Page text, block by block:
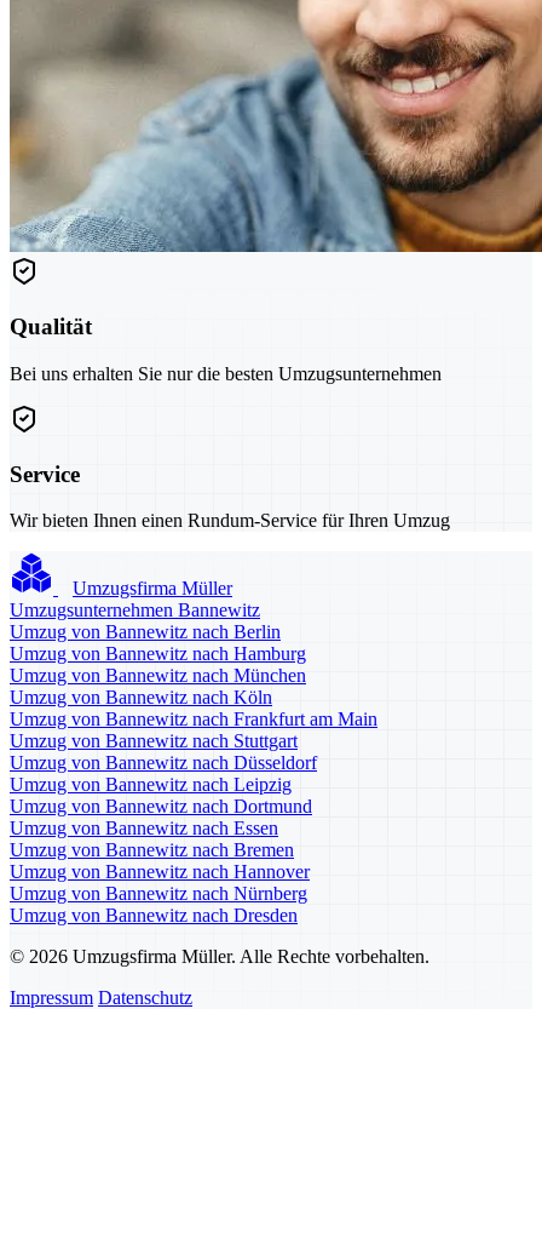
Qualität
Bei uns erhalten Sie nur die besten Umzugsunternehmen
Service
Wir bieten Ihnen einen Rundum-Service für Ihren Umzug
Umzugsfirma Müller
Umzugsunternehmen Bannewitz
Umzug von Bannewitz nach Berlin
Umzug von Bannewitz nach Hamburg
Umzug von Bannewitz nach München
Umzug von Bannewitz nach Köln
Umzug von Bannewitz nach Frankfurt am Main
Umzug von Bannewitz nach Stuttgart
Umzug von Bannewitz nach Düsseldorf
Umzug von Bannewitz nach Leipzig
Umzug von Bannewitz nach Dortmund
Umzug von Bannewitz nach Essen
Umzug von Bannewitz nach Bremen
Umzug von Bannewitz nach Hannover
Umzug von Bannewitz nach Nürnberg
Umzug von Bannewitz nach Dresden
© 2026 Umzugsfirma Müller. Alle Rechte vorbehalten.
Impressum Datenschutz